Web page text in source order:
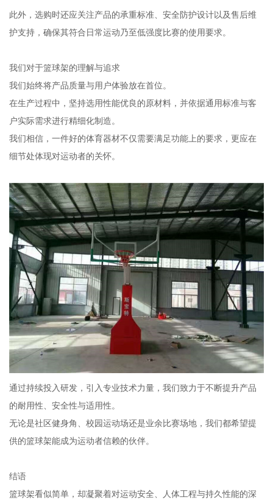
此外，选购时还应关注产品的承重标准、安全防护设计以及售后维
护支持，确保其符合日常运动乃至低强度比赛的使用要求。
我们对于篮球架的理解与追求
我们始终将产品质量与用户体验放在首位。
在生产过程中，坚持选用性能优良的原材料，并依据通用标准与客
户实际需求进行精细化制造。
我们相信，一件好的体育器材不仅需要满足功能上的要求，更应在
细节处体现对运动者的关怀。
通过持续投入研发，引入专业技术力量，我们致力于不断提升产品
的耐用性、安全性与适用性。
无论是社区健身角、校园运动场还是业余比赛场地，我们都希望提
供的篮球架能成为运动者信赖的伙伴。
结语
篮球架看似简单，却凝聚着对运动安全、人体工程与持久性能的深